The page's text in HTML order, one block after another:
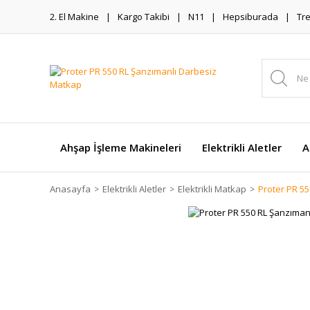
2. El Makine Kargo Takibi N11 Hepsiburada
Ahşap İşleme Makineleri Elektrikli Aletler
Anasayfa Elektrikli Aletler Elektrikli Matkap Proter PR